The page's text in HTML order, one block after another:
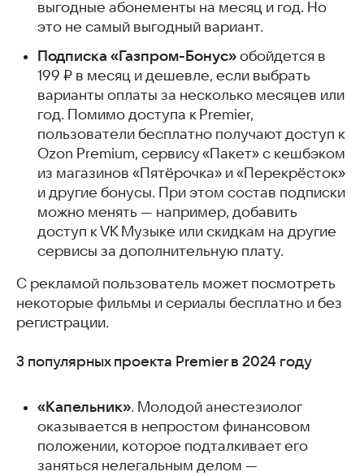
выгодные абонементы на месяц и год. Но
это не самый выгодный вариант.
Подписка «Газпром-Бонус» обойдется в
199 ₽ в месяц и дешевле, если выбрать
варианты оплаты за несколько месяцев или
год. Помимо доступа к Premier,
пользователи бесплатно получают доступ к
Ozon Premium, сервису «Пакет» с кешбэком
из магазинов «Пятёрочка» и «Перекрёсток»
и другие бонусы. При этом состав подписки
можно менять — например, добавить
доступ к VK Музыке или скидкам на другие
сервисы за дополнительную плату.
С рекламой пользователь может посмотреть
некоторые фильмы и сериалы бесплатно и без
регистрации.
3 популярных проекта Premier в 2024 году
«Капельник». Молодой анестезиолог
оказывается в непростом финансовом
положении, которое подталкивает его
заняться нелегальным делом —